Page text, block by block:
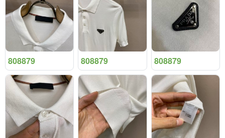
808879 808879 808879